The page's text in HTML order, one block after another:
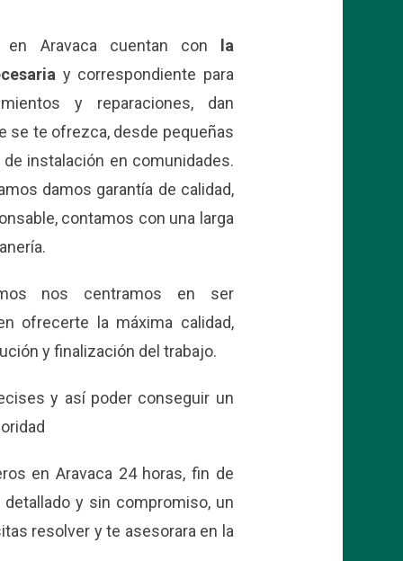
en Aravaca cuentan con
la
y correspondiente para
y reparaciones, dan
se te ofrezca, desde pequeñas
instalación en comunidades.
damos garantía de calidad,
contamos con una larga
nos centramos en ser
ofrecerte la máxima calidad,
y finalización del trabajo.
y así poder conseguir un
en Aravaca 24 horas, fin de
y sin compromiso, un
resolver y te asesorara en la